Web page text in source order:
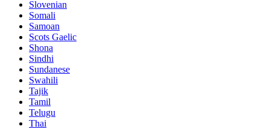
Slovenian
Somali
Samoan
Scots Gaelic
Shona
Sindhi
Sundanese
Swahili
Tajik
Tamil
Telugu
Thai